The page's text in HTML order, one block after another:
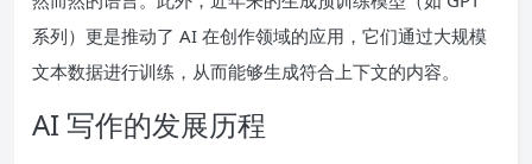
系列）更是推动了 AI 在创作领域的应用，它们通过大规模
文本数据进行训练，从而能够生成符合上下文的内容。
AI 写作的发展历程